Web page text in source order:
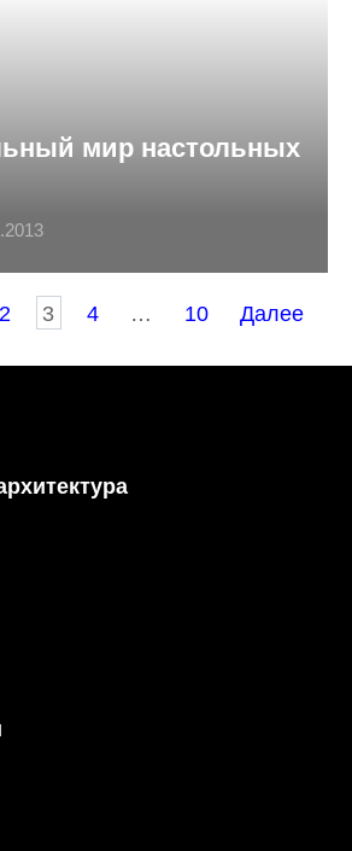
мир настольных
2 3 4 … 10 Далее